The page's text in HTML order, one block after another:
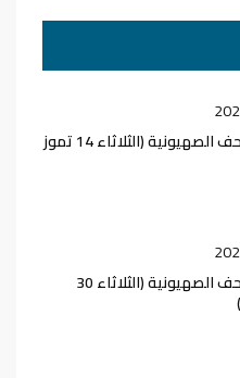
مقتطف الصحف الصهيونية (الثلاثاء 14 تموز
مقتطف الصحف الصهيونية (الثلاثاء 30